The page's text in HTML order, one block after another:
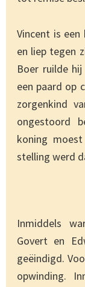
Vincent is
en liep tegen
Boer ruilde
een paard op
zorgenkind
ongestoord
koning
stelling werd
Inmiddels
Govert en
geëindigd.
opwinding.